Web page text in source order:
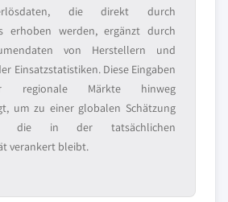
die direkt durch
erhoben werden, ergänzt durch
von Herstellern und
Einsatzstatistiken. Diese Eingaben
regionale Märkte hinweg
um zu einer globalen Schätzung
die in der tatsächlichen
verankert bleibt.